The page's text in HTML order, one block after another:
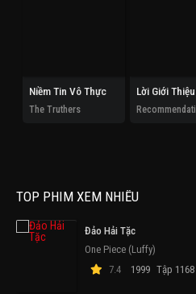
Niềm Tin Vô Thực
The Truthers
TOP PHIM XEM NHIỀU
Đảo Hải Tặc
One Piece (Luffy)
7.4
1999 Tập 1168